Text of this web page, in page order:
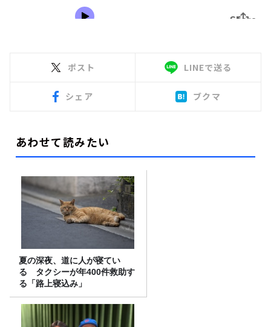
ポスト LINEで送る
シェア ブクマ
あわせて読みたい
夏の深夜、道に人が寝てい
る タクシーが年400件救助す
る「路上寝込み」